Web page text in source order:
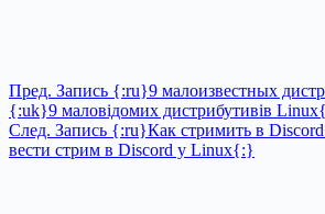
Пред. Запись {:ru}9 малоизвестных
{:uk}9 маловідомих дистрибутивів
След. Запись {:ru}Как стримить в
вести стрим в Discord у Linux{:}